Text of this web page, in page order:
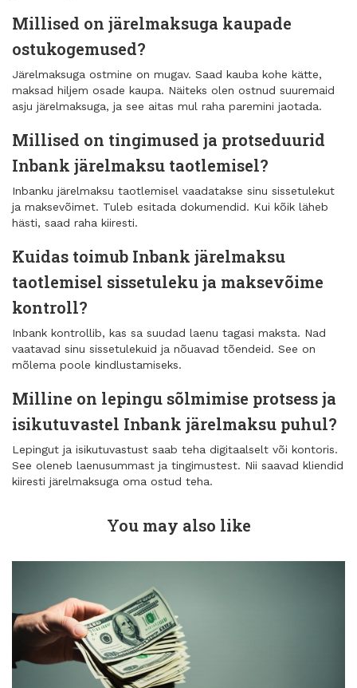
Millised on järelmaksuga kaupade
ostukogemused?
Järelmaksuga ostmine on mugav. Saad kauba kohe kätte,
maksad hiljem osade kaupa. Näiteks olen ostnud suuremaid
asju järelmaksuga, ja see aitas mul raha paremini jaotada.
Millised on tingimused ja protseduurid
Inbank järelmaksu taotlemisel?
Inbanku järelmaksu taotlemisel vaadatakse sinu sissetulekut
ja maksevõimet. Tuleb esitada dokumendid. Kui kõik läheb
hästi, saad raha kiiresti.
Kuidas toimub Inbank järelmaksu
taotlemisel sissetuleku ja maksevõime
kontroll?
Inbank kontrollib, kas sa suudad laenu tagasi maksta. Nad
vaatavad sinu sissetulekuid ja nõuavad tõendeid. See on
mõlema poole kindlustamiseks.
Milline on lepingu sõlmimise protsess ja
isikutuvastel Inbank järelmaksu puhul?
Lepingut ja isikutuvastust saab teha digitaalselt või kontoris.
See oleneb laenusummast ja tingimustest. Nii saavad kliendid
kiiresti järelmaksuga oma ostud teha.
You may also like